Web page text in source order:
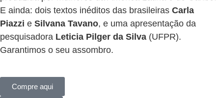
E ainda: dois textos inéditos das brasileiras Carla
Piazzi e Silvana Tavano, e uma apresentação da
pesquisadora Leticia Pilger da Silva (UFPR).
Garantimos o seu assombro.
Compre aqui